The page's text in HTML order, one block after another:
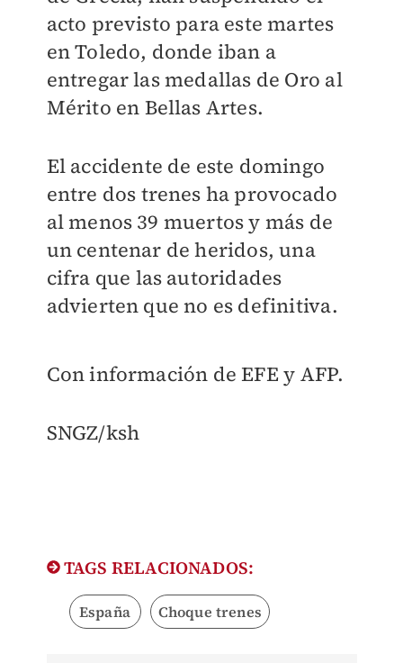
acto previsto para este martes
en Toledo, donde iban a
entregar las medallas de Oro al
Mérito en Bellas Artes.
El accidente de este domingo
entre dos trenes ha provocado
al menos 39 muertos y más de
un centenar de heridos, una
cifra que las autoridades
advierten que no es definitiva.
Con información de EFE y AFP.
SNGZ/ksh
TAGS RELACIONADOS:
España Choque trenes